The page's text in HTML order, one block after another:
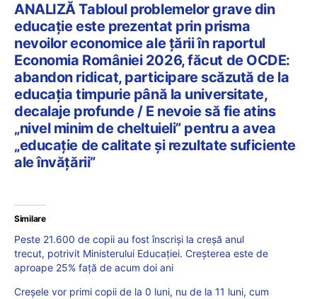
ANALIZĂ Tabloul problemelor grave din
educație este prezentat prin prisma
nevoilor economice ale țării în raportul
Economia României 2026, făcut de OCDE:
abandon ridicat, participare scăzută de la
educația timpurie până la universitate,
decalaje profunde / E nevoie să fie atins
„nivel minim de cheltuieli” pentru a avea
„educație de calitate și rezultate suficiente
ale învățării”
Similare
Peste 21.600 de copii au fost înscriși la creșă anul
trecut, potrivit Ministerului Educației. Creșterea este de
aproape 25% față de acum doi ani
Creșele vor primi copii de la 0 luni, nu de la 11 luni, cum